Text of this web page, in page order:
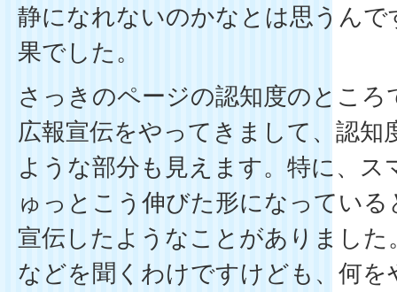
静になれないのかなとは思うん
果でした。
さっきのページの認知度のとこ
広報宣伝をやってきまして、認知
ような部分も見えます。特に、
ゅっとこう伸びた形になってい
宣伝したようなことがありました
などを聞くわけですけども、何